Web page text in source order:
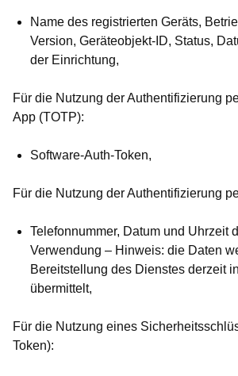
Name des registrierten Geräts,
Version, Geräteobjekt-ID, Status,
der Einrichtung,
Für die Nutzung der Authentifizierung
App (TOTP):
Software-Auth-Token,
Für die Nutzung der Authentifizierung
Telefonnummer, Datum und Uhrzeit
Verwendung – Hinweis: die Daten
Bereitstellung des Dienstes derzeit
übermittelt,
Für die Nutzung eines
Token):